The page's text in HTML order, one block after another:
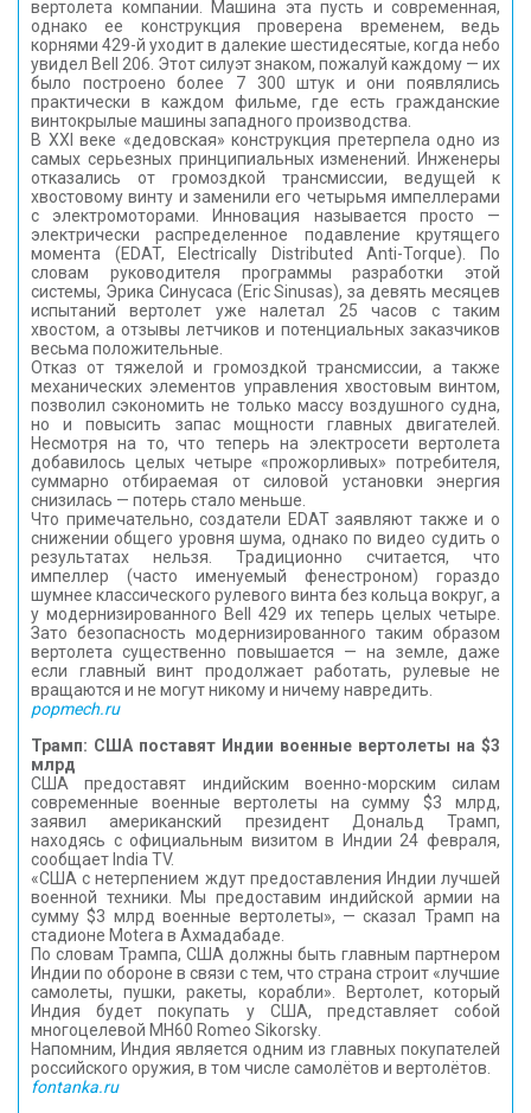
вертолета компании. Машина эта пусть и современная,
однако ее конструкция проверена временем, ведь
корнями 429-й уходит в далекие шестидесятые, когда небо
увидел Bell 206. Этот силуэт знаком, пожалуй каждому — их
было построено более 7 300 штук и они появлялись
практически в каждом фильме, где есть гражданские
винтокрылые машины западного производства.
В XXI веке «дедовская» конструкция претерпела одно из
самых серьезных принципиальных изменений. Инженеры
отказались от громоздкой трансмиссии, ведущей к
хвостовому винту и заменили его четырьмя импеллерами
с электромоторами. Инновация называется просто —
электрически распределенное подавление крутящего
момента (EDAT, Electrically Distributed Anti-Torque). По
словам руководителя программы разработки этой
системы, Эрика Синусаса (Eric Sinusas), за девять месяцев
испытаний вертолет уже налетал 25 часов с таким
хвостом, а отзывы летчиков и потенциальных заказчиков
весьма положительные.
Отказ от тяжелой и громоздкой трансмиссии, а также
механических элементов управления хвостовым винтом,
позволил сэкономить не только массу воздушного судна,
но и повысить запас мощности главных двигателей.
Несмотря на то, что теперь на электросети вертолета
добавилось целых четыре «прожорливых» потребителя,
суммарно отбираемая от силовой установки энергия
снизилась — потерь стало меньше.
Что примечательно, создатели EDAT заявляют также и о
снижении общего уровня шума, однако по видео судить о
результатах нельзя. Традиционно считается, что
импеллер (часто именуемый фенестроном) гораздо
шумнее классического рулевого винта без кольца вокруг, а
у модернизированного Bell 429 их теперь целых четыре.
Зато безопасность модернизированного таким образом
вертолета существенно повышается — на земле, даже
если главный винт продолжает работать, рулевые не
вращаются и не могут никому и ничему навредить.
popmech.ru
Трамп: США поставят Индии военные вертолеты на $3
млрд
США предоставят индийским военно-морским силам
современные военные вертолеты на сумму $3 млрд,
заявил американский президент Дональд Трамп,
находясь с официальным визитом в Индии 24 февраля,
сообщает India TV.
«США с нетерпением ждут предоставления Индии лучшей
военной техники. Мы предоставим индийской армии на
сумму $3 млрд военные вертолеты», — сказал Трамп на
стадионе Motera в Ахмадабаде.
По словам Трампа, США должны быть главным партнером
Индии по обороне в связи с тем, что страна строит «лучшие
самолеты, пушки, ракеты, корабли». Вертолет, который
Индия будет покупать у США, представляет собой
многоцелевой MH60 Romeo Sikorskу.
Напомним, Индия является одним из главных покупателей
российского оружия, в том числе самолётов и вертолётов.
fontanka.ru